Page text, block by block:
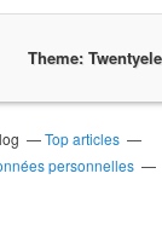
Theme:
Top articles
personnelles